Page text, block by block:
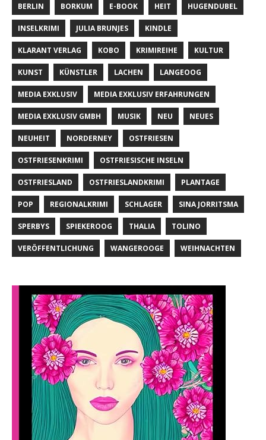
BERLIN BORKUM E-BOOK HEIT HUGENDUBEL
INSELKRIMI JULIA BRUNJES KINDLE
KLARANT VERLAG KOBO KRIMIREIHE KULTUR
KUNST KÜNSTLER LACHEN LANGEOOG
MEDIA EXKLUSIV MEDIA EXKLUSIV ERFAHRUNGEN
MEDIA EXKLUSIV GMBH MUSIK NEU NEUES
NEUHEIT NORDERNEY OSTFRIESEN
OSTFRIESENKRIMI OSTFRIESISCHE INSELN
OSTFRIESLAND OSTFRIESLANDKRIMI PLANTAGE
POP REGIONALKRIMI SCHLAGER SINA JORRITSMA
SPERBYS SPIEKEROOG THALIA TOLINO
VERÖFFENTLICHUNG WANGEROOGE WEIHNACHTEN